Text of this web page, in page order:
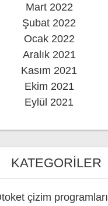
Mart 2022
Şubat 2022
Ocak 2022
Aralık 2021
Kasım 2021
Ekim 2021
Eylül 2021
KATEGORILER
çizim programları